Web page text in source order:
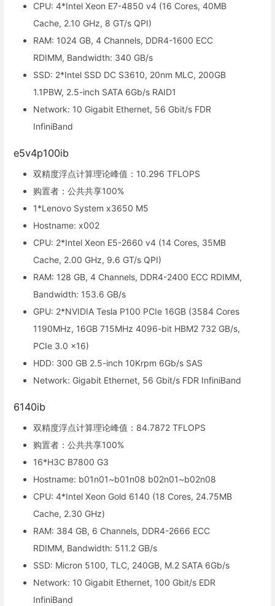
CPU: 4*Intel Xeon E7-4850 v4 (16 Cores, 40MB
Cache, 2.10 GHz, 8 GT/s QPI)
RAM: 1024 GB, 4 Channels, DDR4-1600 ECC
RDIMM, Bandwidth: 340 GB/s
SSD: 2*Intel SSD DC S3610, 20nm MLC, 200GB
1.1PBW, 2.5-inch SATA 6Gb/s RAID1
Network: 10 Gigabit Ethernet, 56 Gbit/s FDR
InfiniBand
e5v4p100ib
双精度浮点计算理论峰值：10.296 TFLOPS
购置者：公共共享100%
1*Lenovo System x3650 M5
Hostname: x002
CPU: 2*Intel Xeon E5-2660 v4 (14 Cores, 35MB
Cache, 2.00 GHz, 9.6 GT/s QPI)
RAM: 128 GB, 4 Channels, DDR4-2400 ECC RDIMM,
Bandwidth: 153.6 GB/s
GPU: 2*NVIDIA Tesla P100 PCIe 16GB (3584 Cores
1190MHz, 16GB 715MHz 4096-bit HBM2 732 GB/s,
PCIe 3.0 x16)
HDD: 300 GB 2.5-inch 10Krpm 6Gb/s SAS
Network: Gigabit Ethernet, 56 Gbit/s FDR InfiniBand
6140ib
双精度浮点计算理论峰值：84.7872 TFLOPS
购置者：公共共享100%
16*H3C B7800 G3
Hostname: b01n01~b01n08 b02n01~b02n08
CPU: 4*Intel Xeon Gold 6140 (18 Cores, 24.75MB
Cache, 2.30 GHz)
RAM: 384 GB, 6 Channels, DDR4-2666 ECC
RDIMM, Bandwidth: 511.2 GB/s
SSD: Micron 5100, TLC, 240GB, M.2 SATA 6Gb/s
Network: 10 Gigabit Ethernet, 100 Gbit/s EDR
InfiniBand